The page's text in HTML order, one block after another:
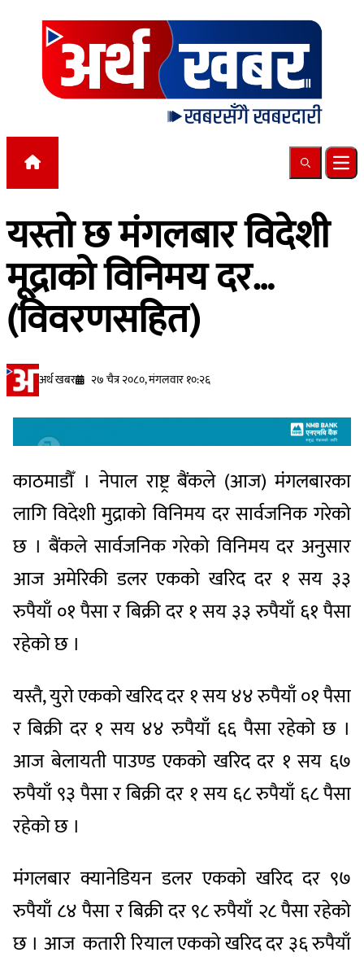
Skip to content
Search
यस्तो छ मंगलबार विदेशी
मूद्राको विनिमय दर…
(विवरणसहित)
अर्थ खबर २७ चैत्र २०८०, मंगलवार १०:२६
काठमाडौँ । नेपाल राष्ट्र बैंकले (आज) मंगलबारका
लागि विदेशी मुद्राको विनिमय दर सार्वजनिक गरेको
छ । बैंकले सार्वजनिक गरेको विनिमय दर अनुसार
आज अमेरिकी डलर एकको खरिद दर १ सय ३३
रुपैयाँ ०१ पैसा र बिक्री दर १ सय ३३ रुपैयाँ ६१ पैसा
रहेको छ ।
यस्तै, युरो एकको खरिद दर १ सय ४४ रुपैयाँ ०१ पैसा
र बिक्री दर १ सय ४४ रुपैयाँ ६६ पैसा रहेको छ ।
आज बेलायती पाउण्ड एकको खरिद दर १ सय ६७
रुपैयाँ ९३ पैसा र बिक्री दर १ सय ६८ रुपैयाँ ६८ पैसा
रहेको छ ।
मंगलबार क्यानेडियन डलर एकको खरिद दर ९७
रुपैयाँ ८४ पैसा र बिक्री दर ९८ रुपैयाँ २८ पैसा रहेको
छ । आज कतारी रियाल एकको खरिद दर ३६ रुपैयाँ